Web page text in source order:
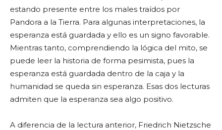
estando presente entre los males traídos por
Pandora a la Tierra. Para algunas interpretaciones, la
esperanza está guardada y ello es un signo favorable.
Mientras tanto, comprendiendo la lógica del mito, se
puede leer la historia de forma pesimista, pues la
esperanza está guardada dentro de la caja y la
humanidad se queda sin esperanza. Esas dos lecturas
admiten que la esperanza sea algo positivo.
A diferencia de la lectura anterior, Friedrich Nietzsche